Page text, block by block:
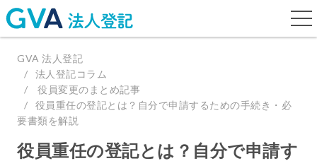
GVA 法人登記
法人登記コラム
役員変更のまとめ記事
役員重任の登記とは？自分で申請するための手続き・必
要書類を解説
役員重任の登記とは？自分で申請す